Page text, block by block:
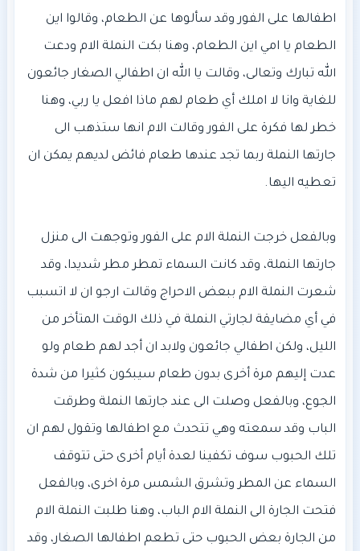
اطفالها على الفور وقد سألوها عن الطعام، وقالوا اين
الطعام يا امي اين الطعام، وهنا بكت النملة الام ودعت
الله تبارك وتعالى، وقالت يا الله ان اطفالي الصغار جائعون
للغاية وانا لا املك أي طعام لهم ماذا افعل يا ربي، وهنا
خطر لها فكرة على الفور وقالت الام انها ستذهب الى
جارتها النملة ربما تجد عندها طعام فائض لديهم يمكن ان
وبالفعل خرجت النملة الام على الفور وتوجهت الى منزل
جارتها النملة، وقد كانت السماء تمطر مطر شديدا، وقد
شعرت النملة الام ببعض الاحراج وقالت ارجو ان لا اتسبب
في أي مضايقة لجارتي النملة في ذلك الوقت المتأخر من
الليل، ولكن اطفالي جائعون ولابد ان أجد لهم طعام ولو
عدت إليهم مرة أخرى بدون طعام سيبكون كثيرا من شدة
الجوع، وبالفعل وصلت الى عند جارتها النملة وطرقت
الباب وقد سمعته وهي تتحدث مع اطفالها وتقول لهم ان
تلك الحبوب سوف تكفينا لعدة أيام أخرى حتى تتوقف
السماء عن المطر وتشرق الشمس مرة اخرى، وبالفعل
فتحت الجارة الى النملة الام الباب، وهنا طلبت النملة الام
من الجارة بعض الحبوب حتى تطعم اطفالها الصغار، وقد